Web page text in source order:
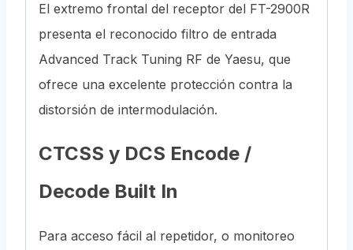
El extremo frontal del receptor del FT-2900R
presenta el reconocido filtro de entrada
Advanced Track Tuning RF de Yaesu, que
ofrece una excelente protección contra la
distorsión de intermodulación.
CTCSS y DCS Encode /
Decode Built In
Para acceso fácil al repetidor, o monitoreo